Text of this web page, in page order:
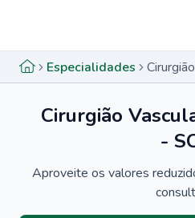
Especialidades
Cirurgião
-
Aproveite os valores